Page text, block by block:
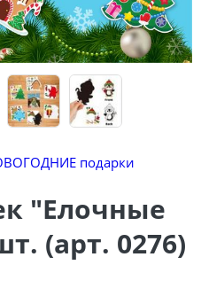
подарки
"Елочные
(арт. 0276)